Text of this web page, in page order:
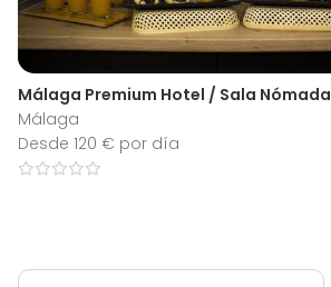
Málaga Premium Hotel / Sala Nómada
Málaga
Desde 120 € por día